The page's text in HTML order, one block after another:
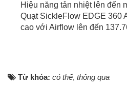
Hiệu năng tản nhiệt lên đến
Quạt SickleFlow EDGE 360
cao với Airflow lên đến
Từ khóa: có thể, thông qua